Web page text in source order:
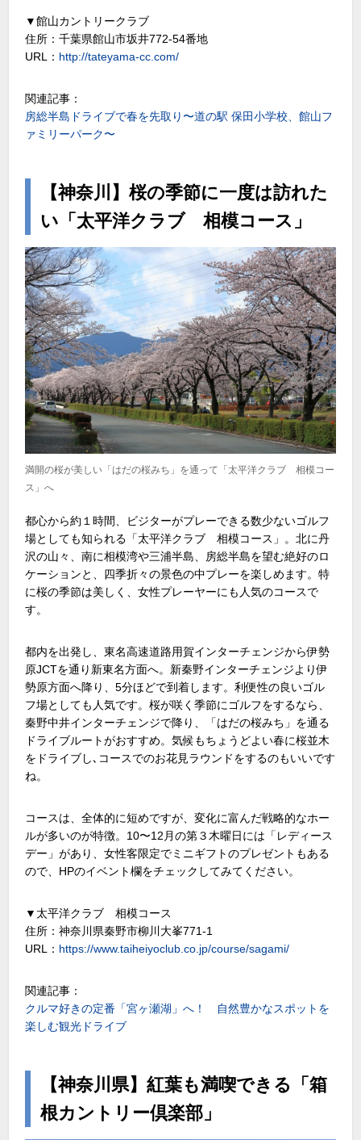
▼館山カントリークラブ
住所：千葉県館山市坂井772-54番地
URL： http://tateyama-cc.com/
関連記事：
房総半島ドライブで春を先取り〜道の駅 保田小学校、館山フ
ァミリーパーク〜
【神奈川】桜の季節に一度は訪れた
い「太平洋クラブ 相模コース」
満開の桜が美しい「はだの桜みち」を通って「太平洋クラブ 相模コー
ス」へ
都心から約１時間、ビジターがプレーできる数少ないゴルフ
場としても知られる「太平洋クラブ 相模コース」。北に丹
沢の山々、南に相模湾や三浦半島、房総半島を望む絶好のロ
ケーションと、四季折々の景色の中プレーを楽しめます。特
に桜の季節は美しく、女性プレーヤーにも人気のコースで
す。
都内を出発し、東名高速道路用賀インターチェンジから伊勢
原JCTを通り新東名方面へ。新秦野インターチェンジより伊
勢原方面へ降り、5分ほどで到着します。利便性の良いゴル
フ場としても人気です。桜が咲く季節にゴルフをするなら、
秦野中井インターチェンジで降り、「はだの桜みち」を通る
ドライブルートがおすすめ。気候もちょうどよい春に桜並木
をドライブし､コースでのお花見ラウンドをするのもいいです
ね。
コースは、全体的に短めですが、変化に富んだ戦略的なホー
ルが多いのが特徴。10〜12月の第３木曜日には「レディース
デー」があり、女性客限定でミニギフトのプレゼントもある
ので、HPのイベント欄をチェックしてみてください。
▼太平洋クラブ 相模コース
住所：神奈川県秦野市柳川大峯771-1
URL： https://www.taiheiyoclub.co.jp/course/sagami/
関連記事：
クルマ好きの定番「宮ヶ瀬湖」へ！ 自然豊かなスポットを
楽しむ観光ドライブ
【神奈川県】紅葉も満喫できる「箱
根カントリー倶楽部」